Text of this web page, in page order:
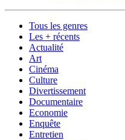
Tous les genres
Les + récents
Actualité
Art
Cinéma
Culture
Divertissement
Documentaire
Economie
Enquête
Entretien